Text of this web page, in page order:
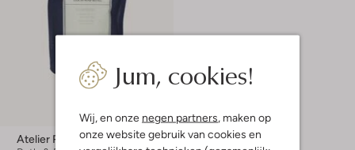
Jum, cookies!
Wij, en onze negen partners, maken op
onze website gebruik van cookies en
Atelier Rebul